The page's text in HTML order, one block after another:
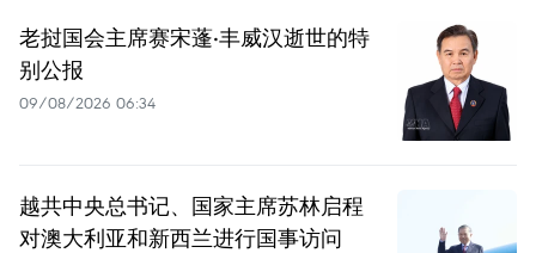
老挝国会主席赛宋蓬·丰威汉逝世的特
别公报
09/08/2026 06:34
越共中央总书记、国家主席苏林启程
对澳大利亚和新西兰进行国事访问